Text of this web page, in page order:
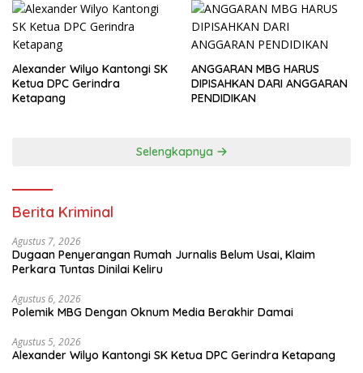
Alexander Wilyo Kantongi SK
Ketua DPC Gerindra
Ketapang
ANGGARAN MBG HARUS
DIPISAHKAN DARI ANGGARAN
PENDIDIKAN
Selengkapnya
Berita Kriminal
Agustus 7, 2026
Dugaan Penyerangan Rumah Jurnalis Belum Usai, Klaim
Perkara Tuntas Dinilai Keliru
Agustus 6, 2026
Polemik MBG Dengan Oknum Media Berakhir Damai
Agustus 5, 2026
Alexander Wilyo Kantongi SK Ketua DPC Gerindra Ketapang